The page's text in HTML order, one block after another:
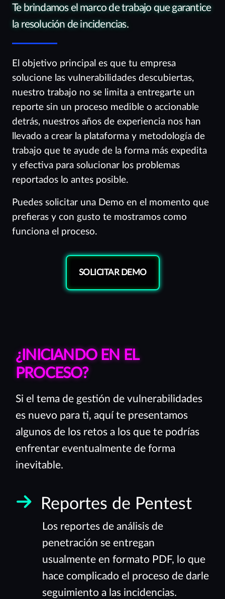
Te brindamos el marco de trabajo que garantice
la resolución de incidencias.
El objetivo principal es que tu empresa
solucione las vulnerabilidades descubiertas,
nuestro trabajo no se limita a entregarte un
reporte sin un proceso medible o accionable
detrás, nuestros años de experiencia nos han
llevado a crear la plataforma y metodología de
trabajo que te ayude de la forma más expedita
y efectiva para solucionar los problemas
reportados lo antes posible.
Puedes solicitar una Demo en el momento que
prefieras y con gusto te mostramos como
funciona el proceso.
SOLICITAR DEMO
¿INICIANDO EN EL
PROCESO?
Si el tema de gestión de vulnerabilidades
es nuevo para ti, aquí te presentamos
algunos de los retos a los que te podrías
enfrentar eventualmente de forma
inevitable.
Reportes de Pentest
Los reportes de análisis de
penetración se entregan
usualmente en formato PDF, lo que
hace complicado el proceso de darle
seguimiento a las incidencias.